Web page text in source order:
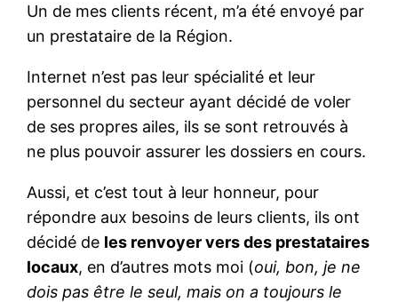
Un de mes clients récent, m’a été envoyé par
un prestataire de la Région.
Internet n’est pas leur spécialité et leur
personnel du secteur ayant décidé de voler
de ses propres ailes, ils se sont retrouvés à
ne plus pouvoir assurer les dossiers en cours.
Aussi, et c’est tout à leur honneur, pour
répondre aux besoins de leurs clients, ils ont
décidé de les renvoyer vers des prestataires
locaux, en d’autres mots moi (oui, bon, je ne
dois pas être le seul, mais on a toujours le